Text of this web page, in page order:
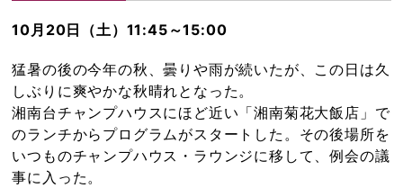
10月20日（土）11:45～15:00
猛暑の後の今年の秋、曇りや雨が続いたが、この日は久
しぶりに爽やかな秋晴れとなった。
湘南台チャンプハウスにほど近い「湘南菊花大飯店」で
のランチからプログラムがスタートした。その後場所を
いつものチャンプハウス・ラウンジに移して、例会の議
事に入った。